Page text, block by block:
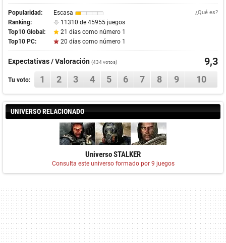
Popularidad: Escasa ¿Qué es?
Ranking:
11310 de 45955 juegos
Top10 Global:
21 días como número 1
Top10 PC:
20 días como número 1
Expectativas / Valoración (434votos) 9,3
Tu voto: 1 2 3 4 5 6 7 8 9 10
UNIVERSO RELACIONADO
Universo STALKER
Consulta este universo formado por 9 juegos